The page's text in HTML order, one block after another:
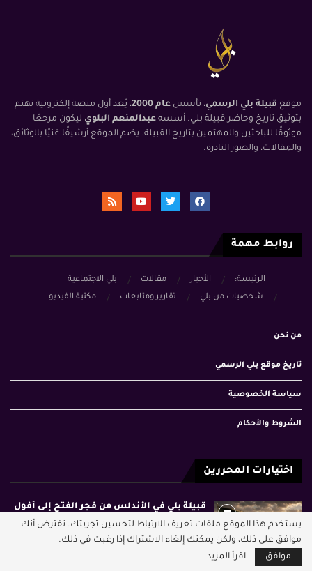
موقع قبيلة بلي الرسمي، تأسس عام 2000
، يُعد أول منصة إلكترونية تهتم
بتوثيق تاريخ وحاضر قبيلة بلي. أسسه عبدالمنعم البلوي ليكون مرجعًا
موثوقًا للباحثين والمهتمين بتاريخ القبيلة. يضم الموقع أرشيفًا غنيًا بالوثائق،
والمقالات، والصور النادرة.
روابط مهمة
الرئيسة: الأخبار مقالات
بلي الاجتماعية
شخصيات من بلي
تقارير ومتابعات مكتبة الفيديو
من نحن
تاريخ موقع بلي الرسمي
سياسة الخصوصية
الشروط والأحكام
اختيارات المحررين
قبيلة بلي في الأندلس من فجر الفتح إلى أفول
الحضارة
يستخدم هذا الموقع ملفات تعريف الارتباط لتحسين تجربتك. نفترض أنك
موافق على ذلك، ولكن يمكنك إلغاء الاشتراك إذا رغبت في ذلك.
موافق
اقرأ المزيد